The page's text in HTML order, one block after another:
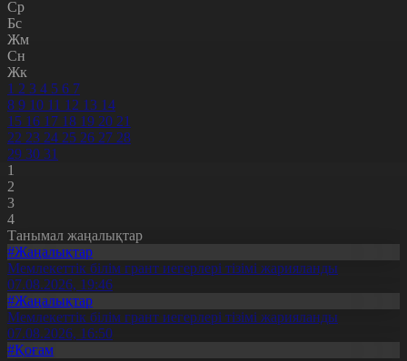
Ср
Бс
Жм
Сн
Жк
1 2 3 4 5 6 7
8 9 10 11 12 13 14
15 16 17 18 19 20 21
22 23 24 25 26 27 28
29 30 31
1
2
3
4
Танымал жаңалықтар
#Жаңалықтар
Мемлекеттік білім грант иегерлері тізімі жарияланды
07.08.2026, 19:46
#Жаңалықтар
Мемлекеттік білім грант иегерлері тізімі жарияланды
07.08.2026, 16:50
#Қоғам